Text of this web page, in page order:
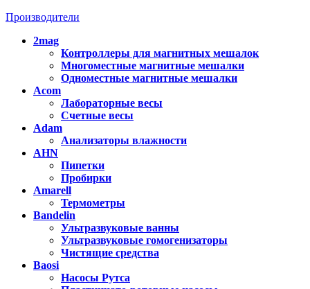
Производители
2mag
Контроллеры для магнитных мешалок
Многоместные магнитные мешалки
Одноместные магнитные мешалки
Acom
Лабораторные весы
Счетные весы
Adam
Анализаторы влажности
AHN
Пипетки
Пробирки
Amarell
Термометры
Bandelin
Ультразвуковые ванны
Ультразвуковые гомогенизаторы
Чистящие средства
Baosi
Насосы Рутса